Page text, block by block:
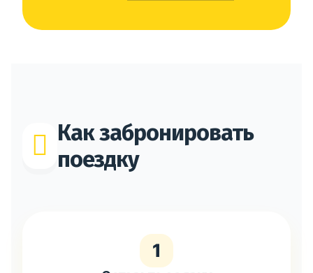
Как забронировать
поездку
1